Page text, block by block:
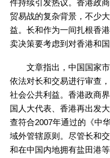
件持续引发热议。香港政
贸易战的复杂背景，不少
益。长和作为一间扎根香
卖决策要考虑到对香港和国
文章指出，中国国家
依法对长和交易进行审查
社会公共利益。香港政商
国人大代表、香港再出发
查符合2007年通过的《中
域外管辖原则。尽管长和
和在中国内地拥有盐田港